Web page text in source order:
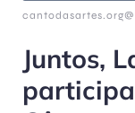
Juntos,